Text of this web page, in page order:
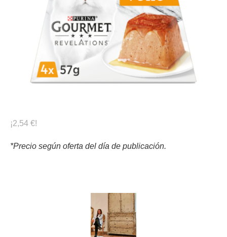
¡2,54 €!
*Precio según oferta del día de publicación.